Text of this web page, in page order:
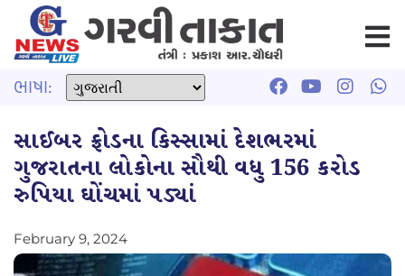
ભાષા:
સાઈબર ફ્રોડના કિસ્સામાં દેશભરમાં
ગુજરાતના લોકોના સૌથી વધુ 156 કરોડ
રુપિયા ઘોંચમાં પડ્યાં
February 9, 2024